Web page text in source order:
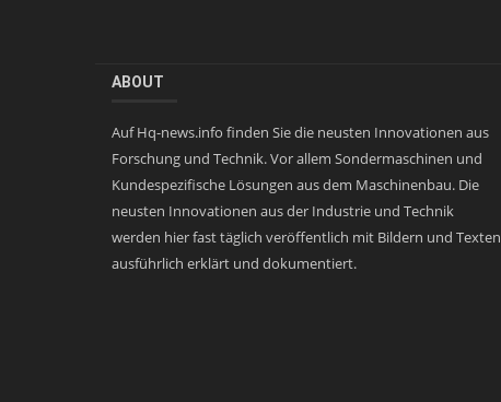
ABOUT
Auf Hq-news.info finden Sie die neusten Innovationen aus
Forschung und Technik. Vor allem Sondermaschinen und
Kundespezifische Lösungen aus dem Maschinenbau. Die
neusten Innovationen aus der Industrie und Technik
werden hier fast täglich veröffentlich mit Bildern und Texten
ausführlich erklärt und dokumentiert.